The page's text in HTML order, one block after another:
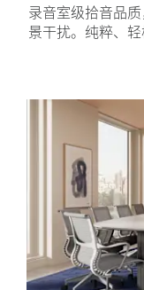
录音室级拾音品
景干扰。纯粹、